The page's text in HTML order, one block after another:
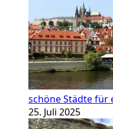
schöne Städte für
25. Juli 2025